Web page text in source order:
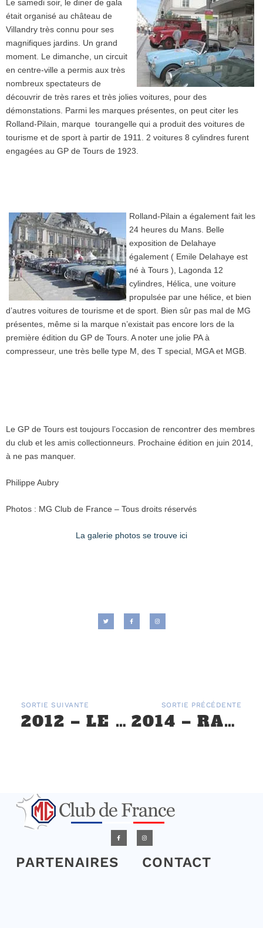
Le samedi soir, le diner de gala
était organisé au château de
Villandry très connu pour ses
magnifiques jardins. Un grand
moment. Le dimanche, un circuit
en centre-ville a permis aux très
nombreux spectateurs de
découvrir de très rares et très jolies voitures, pour des
démonstations. Parmi les marques présentes, on peut citer les
Rolland-Pilain, marque tourangelle qui a produit des voitures de
tourisme et de sport à partir de 1911. 2 voitures 8 cylindres furent
engagées au GP de Tours de 1923.
Rolland-Pilain a également fait les
24 heures du Mans. Belle
exposition de Delahaye
également ( Emile Delahaye est
né à Tours ), Lagonda 12
cylindres, Hélica, une voiture
propulsée par une hélice, et bien
d’autres voitures de tourisme et de sport. Bien sûr pas mal de MG
présentes, même si la marque n’existait pas encore lors de la
première édition du GP de Tours. A noter une jolie PA à
compresseur, une très belle type M, des T special, MGA et MGB.
Le GP de Tours est toujours l’occasion de rencontrer des membres
du club et les amis collectionneurs. Prochaine édition en juin 2014,
à ne pas manquer.
Philippe Aubry
Photos : MG Club de France – Tous droits réservés
La galerie photos se trouve ici
SORTIE SUIVANTE
2012 – LE RALLYE DE LA 30ÈME AG, LES 17 ET 18 MARS
SORTIE PRÉCÉDENTE
2014 – RALLYE DE JERSEY DU 1ER AU 5 MAI
PARTENAIRES CONTACT